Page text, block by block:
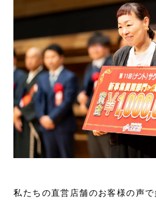
私たちの直営店舗のお客様の声で